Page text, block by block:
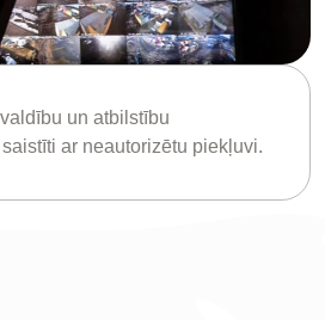
un atbilstību
ar neautorizētu piekļuvi.